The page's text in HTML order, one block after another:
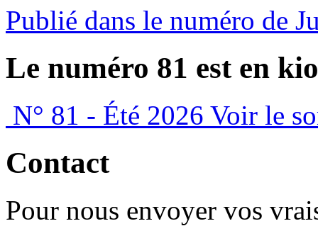
Publié dans le numéro de
Le numéro 81 est en
N° 81 - Été 2026 Voir le
Contact
Pour nous envoyer vos